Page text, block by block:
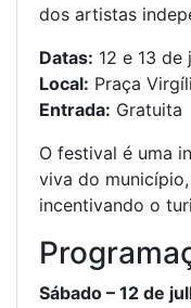
dos artistas
Datas: 12 e 13
Local: Praça
Entrada: Gratuita
O festival é uma
viva do
incentivando o
Sábado – 12 de